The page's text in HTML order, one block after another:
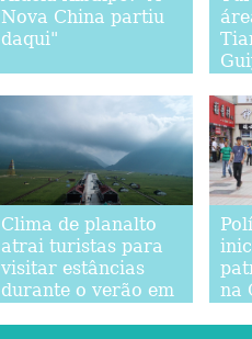
Nova China partiu
daqui"
Clima de planalto
atrai turistas para
visitar estâncias
durante o verão em
na